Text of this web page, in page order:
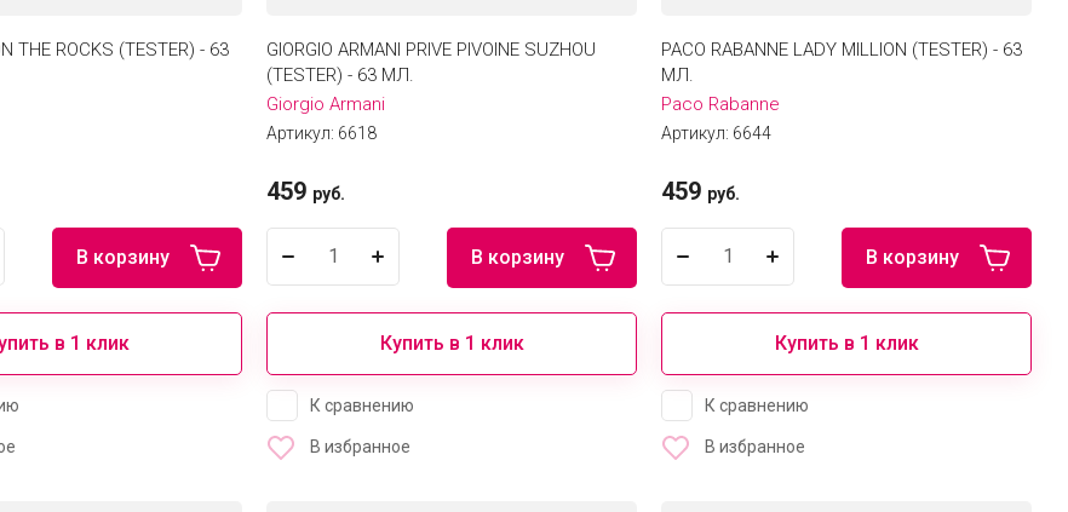
THE ROCKS (TESTER) - 63
В корзину
в 1 клик
GIORGIO ARMANI PRIVE PIVOINE SUZHOU
(TESTER) - 63 МЛ.
Giorgio Armani
Артикул: 6618
459 руб.
В корзину
Купить в 1 клик
К сравнению
В избранное
PACO RABANNE LADY MILLION (TESTER) - 63
МЛ.
Paco Rabanne
Артикул: 6644
459 руб.
В корзину
Купить в 1 клик
К сравнению
В избранное